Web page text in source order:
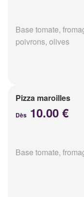
Base tomate,
poivrons, olives
Pizza maroilles
Dès 10.00 €
Base tomate,